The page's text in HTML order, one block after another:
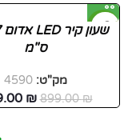
-22%
ס"מ
מק"ט: 4590
899.00₪
₪